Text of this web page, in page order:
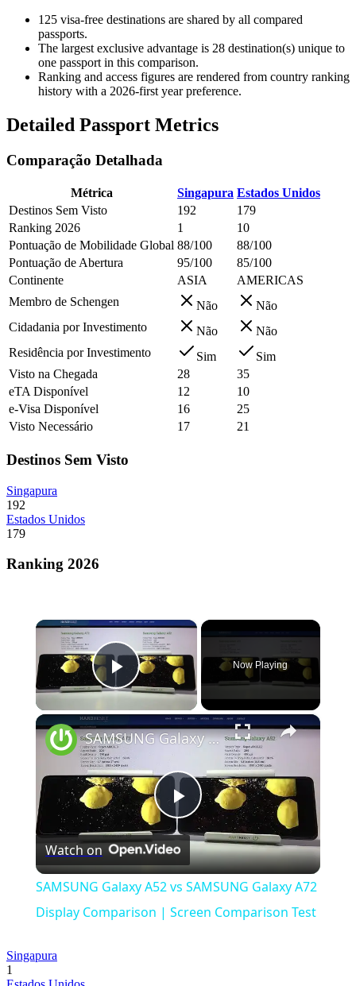
125 visa-free destinations are shared by all compared
passports.
The largest exclusive advantage is 28 destination(s) unique to
one passport in this comparison.
Ranking and access figures are rendered from country ranking
history with a 2026-first year preference.
Detailed Passport Metrics
Comparação Detalhada
Métrica Singapura Estados Unidos
Destinos Sem Visto
192
179
Ranking 2026
1
10
Pontuação de Mobilidade Global 88/100
88/100
Pontuação de Abertura
95/100
85/100
Continente
ASIA
AMERICAS
Membro de Schengen
Não
Não
Cidadania por Investimento
Não
Não
Residência por Investimento
Sim
Sim
Visto na Chegada
28
35
eTA Disponível
12
10
e-Visa Disponível
16
25
Visto Necessário
17 21
Destinos Sem Visto
Singapura
192
Estados Unidos
179
Ranking 2026
×
Play Video
Now Playing
×
Play
Video
SAMSUNG Galaxy A52 vs SAMSUNG Galaxy A72 Display Comparison | Screen Comparison Test
Watch on
SAMSUNG Galaxy A52 vs SAMSUNG Galaxy A72
Display Comparison | Screen Comparison Test
Singapura
1